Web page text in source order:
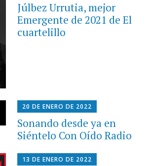
Júlbez Urrutia, mejor
Emergente de 2021 de El
cuartelillo
20 DE ENERO DE 2022
Sonando desde ya en
Siéntelo Con Oído Radio
13 DE ENERO DE 2022